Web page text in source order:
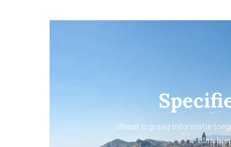
Wenst u graag informatie
dan